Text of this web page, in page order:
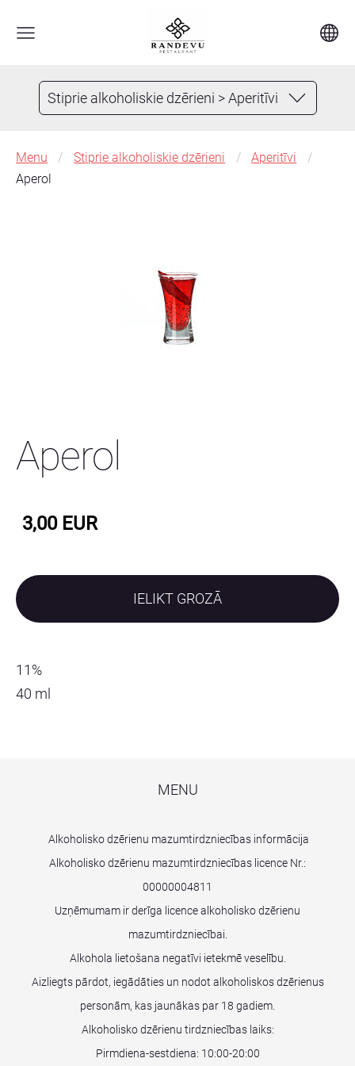
Stiprie alkoholiskie dzērieni > Aperitīvi
Menu Stiprie alkoholiskie dzērieni
Aperitīvi
Aperol
Aperol
3,00 EUR
IELIKT GROZĀ
11%
40 ml
MENU
Alkoholisko dzērienu mazumtirdzniecības informācija
Alkoholisko dzērienu mazumtirdzniecības licence Nr.:
00000004811
Uzņēmumam ir derīga licence alkoholisko dzērienu
mazumtirdzniecībai.
Alkohola lietošana negatīvi ietekmē veselību.
Aizliegts pārdot, iegādāties un nodot alkoholiskos dzērienus
personām, kas jaunākas par 18 gadiem.
Alkoholisko dzērienu tirdzniecības laiks:
Pirmdiena-sestdiena: 10:00-20:00